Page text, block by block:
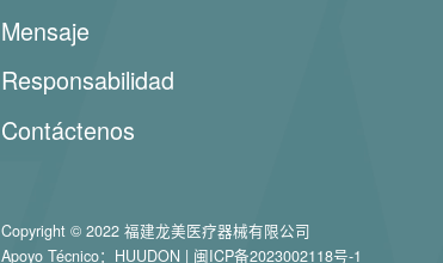
Mensaje
Responsabilidad
Contáctenos
Copyright © 2022 福建龙美医疗器械有限公司
Apoyo Técnico： HUUDON | 闽ICP备2023002118号-1